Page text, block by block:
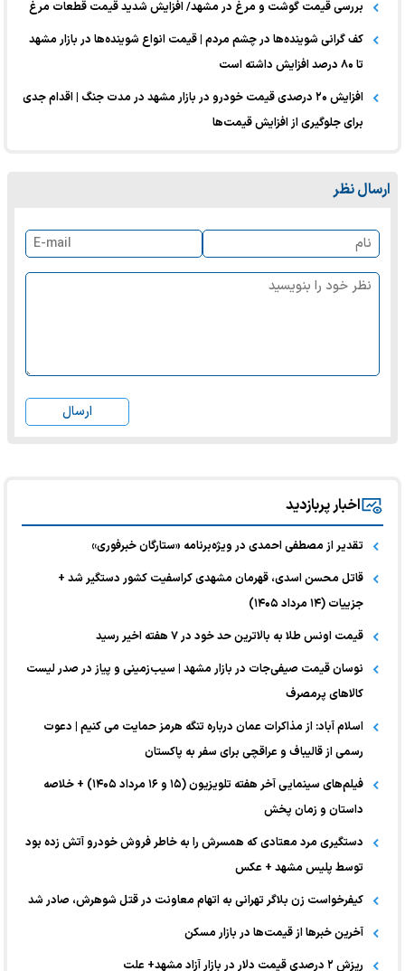
بررسی قیمت گوشت و مرغ در مشهد/ افزایش شدید قیمت قطعات مرغ
کف گرانی شوینده‌ها در چشم مردم | قیمت انواع شوینده‌ها در بازار مشهد
تا ۸۰ درصد افزایش داشته است
افزایش ۲۰ درصدی قیمت خودرو در بازار مشهد در مدت جنگ | اقدام جدی
برای جلوگیری از افزایش قیمت‌ها
ارسال نظر
ارسال
اخبار پربازدید
تقدیر از مصطفی احمدی در ویژه‌برنامه «ستارگان خبرفوری»
قاتل محسن اسدی، قهرمان مشهدی کراسفیت کشور دستگیر شد +
جزییات (۱۴ مرداد ۱۴۰۵)
قیمت اونس طلا به بالاترین حد خود در ۷ هفته اخیر رسید
نوسان قیمت صیفی‌جات در بازار مشهد | سیب‌زمینی و پیاز در صدر لیست
کالا‌های پرمصرف
اسلام آباد: از مذاکرات عمان درباره تنگه هرمز حمایت می کنیم | دعوت
رسمی از قالیباف و عراقچی برای سفر به پاکستان
فیلم‌های سینمایی آخر هفته تلویزیون (۱۵ و ۱۶ مرداد ۱۴۰۵) + خلاصه
داستان و زمان پخش
دستگیری مرد معتادی که همسرش را به خاطر فروش خودرو آتش زده بود
توسط پلیس مشهد + عکس
کیفرخواست زن بلاگر تهرانی به اتهام معاونت در قتل شوهرش، صادر شد
آخرین خبر‌ها از قیمت‌ها در بازار مسکن
ریزش ۲ درصدی قیمت دلار در بازار آزاد مشهد+ علت